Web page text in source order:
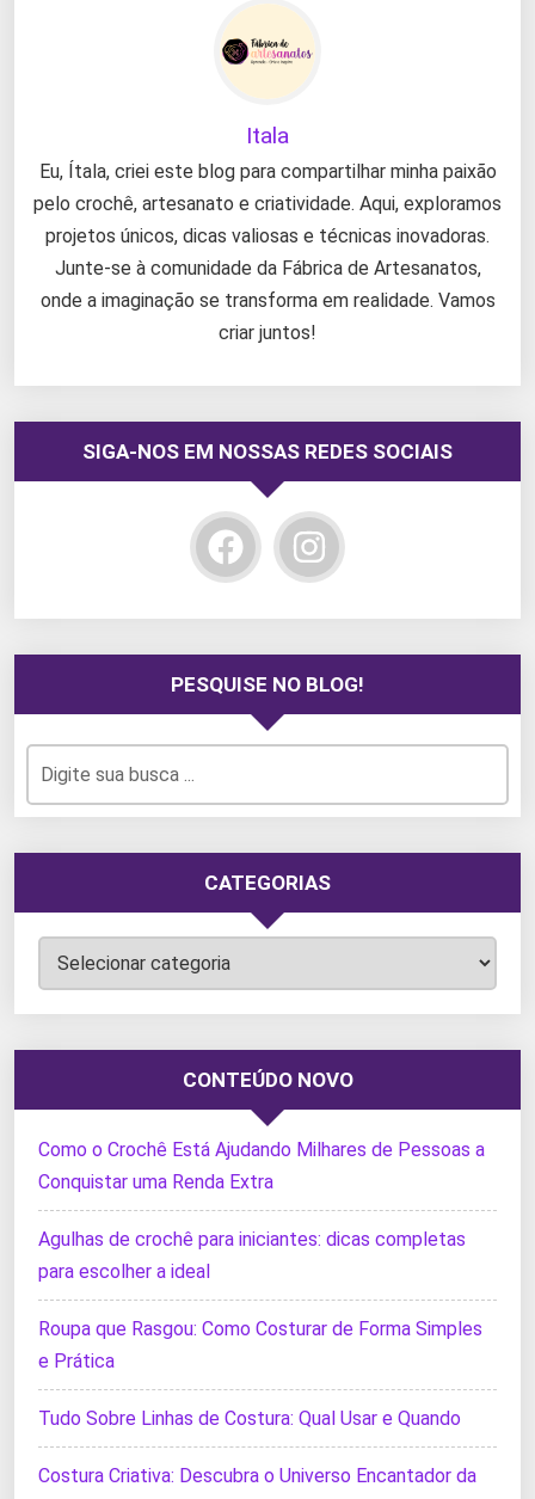
Itala
Eu, Ítala, criei este blog para compartilhar minha paixão
pelo crochê, artesanato e criatividade. Aqui, exploramos
projetos únicos, dicas valiosas e técnicas inovadoras.
Junte-se à comunidade da Fábrica de Artesanatos,
onde a imaginação se transforma em realidade. Vamos
criar juntos!
SIGA-NOS EM NOSSAS REDES SOCIAIS
PESQUISE NO BLOG!
CATEGORIAS
Categorias
CONTEÚDO NOVO
Como o Crochê Está Ajudando Milhares de Pessoas a
Conquistar uma Renda Extra
Agulhas de crochê para iniciantes: dicas completas
para escolher a ideal
Roupa que Rasgou: Como Costurar de Forma Simples
e Prática
Tudo Sobre Linhas de Costura: Qual Usar e Quando
Costura Criativa: Descubra o Universo Encantador da